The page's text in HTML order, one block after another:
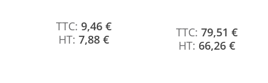
9,46 €
7,88 €
79,51 €
66,26 €